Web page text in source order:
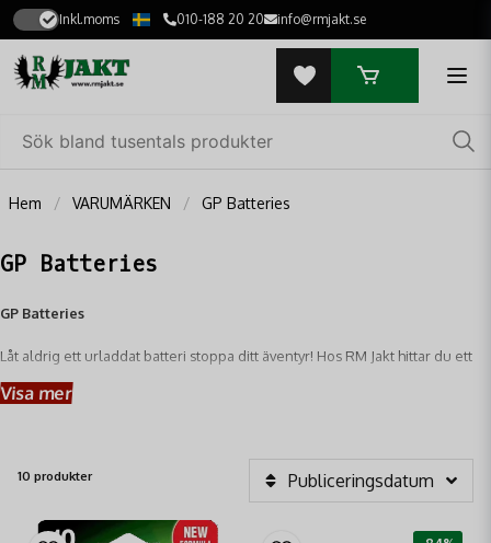
Inkl.moms 010-188 20 20 info@rmjakt.se
Hem VARUMÄRKEN GP Batteries
GP Batteries
GP Batteries
Låt aldrig ett urladdat batteri stoppa ditt äventyr! Hos RM Jakt hittar du ett
levererarpålitlig och långvarig energi
Visa mer
10 produkter Publiceringsdatum